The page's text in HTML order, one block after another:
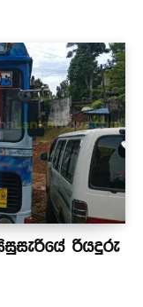
රියදුරු